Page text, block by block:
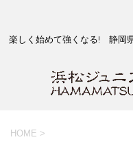
楽しく始めて強くなる! 静岡
HOME >